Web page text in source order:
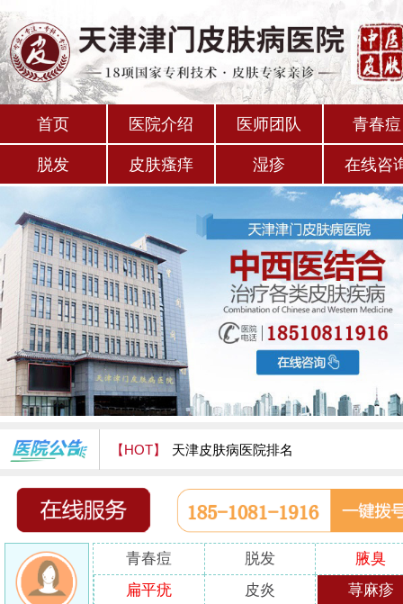
首页 医院介绍 医师团队 青春痘
脱发 皮肤瘙痒 湿疹 在线咨
【HOT】 天津皮肤病医院排名
天津津门皮肤病医院怎么样
青春痘 脱发
腋臭
扁平疣
皮炎 荨麻疹